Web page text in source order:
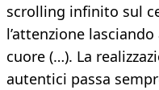
scrolling infinito sul
l’attenzione
cuore (…). La
autentici passa